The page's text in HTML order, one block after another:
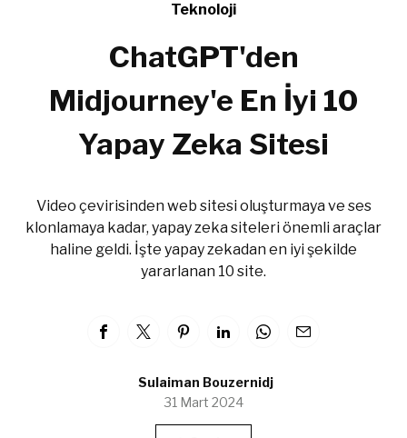
Teknoloji
ChatGPT'den
Midjourney'e En İyi 10
Yapay Zeka Sitesi
Video çevirisinden web sitesi oluşturmaya ve ses
klonlamaya kadar, yapay zeka siteleri önemli araçlar
haline geldi. İşte yapay zekadan en iyi şekilde
yararlanan 10 site.
Sulaiman Bouzernidj
31 Mart 2024